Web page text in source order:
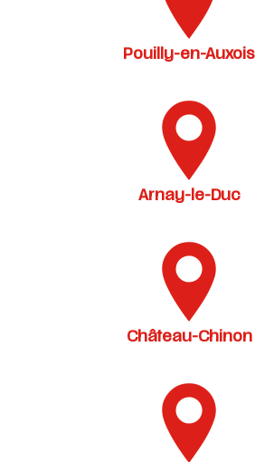
Pouilly-en-Auxois
Arnay-le-Duc
Château-Chinon